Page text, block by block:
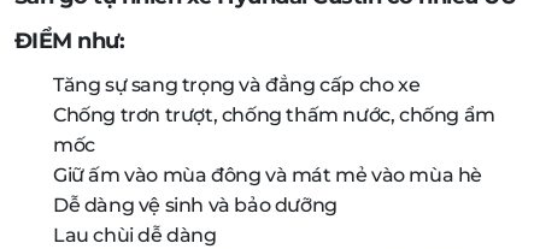
ĐIỂM như:
Tăng sự sang trọng và đẳng cấp cho xe
Chống trơn trượt, chống thấm nước, chống ẩm
mốc
Giữ ấm vào mùa đông và mát mẻ vào mùa hè
Dễ dàng vệ sinh và bảo dưỡng
Lau chùi dễ dàng